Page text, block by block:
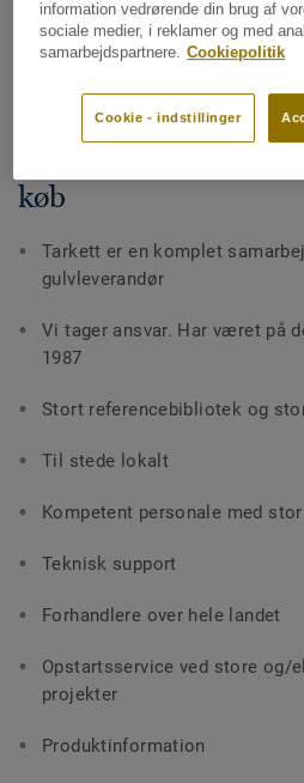
DEL
køb
Tarkett er en komplet
gulvleverandør
Vi tager ansvar. Har været på
1987
Stort referencebibliotek og
Til stede lokalt
Kompetent personale med
Teknisk support
Forhandlere over hele landet
Opstartsservice ved store og/
projekter
Produktinformation
information vedrørende din brug af
sociale medier, i reklamer og med
samarbejdspartnere. Cookiepolitik
Cookie - indstillinger